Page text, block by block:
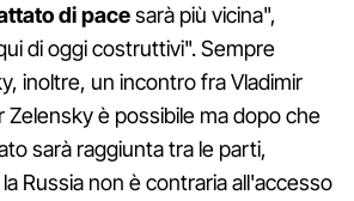
di pacesarà più vicina",
di oggi costruttivi". Sempre
inoltre, un incontro fra Vladimir
Zelensky è possibile ma dopo che
sarà raggiunta tra le parti,
Russia non è contraria all'accesso